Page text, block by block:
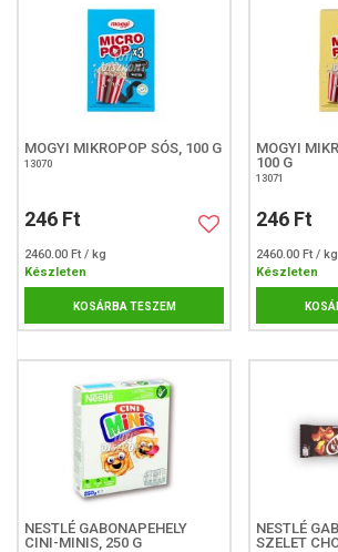
MOGYI MIKROPOP SÓS, 100 G
13070
246 Ft
2460.00 Ft / kg
Készleten
KOSÁRBA TESZEM
MOGYI
100 G
13071
246 Ft
2460.00 Ft / kg
Készleten
NESTLÉ GABONAPEHELY
CINI-MINIS, 250 G
NESTLÉ
SZELET